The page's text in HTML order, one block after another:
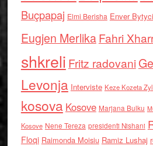
Buçpapaj Elmi Berisha Enver Bytyci
Eugjen MerlikaFahri
shkreli Fritz radovani
Levonja Interviste Keze Kozeta
kosova Kosove Marjana Bulku
Kosove Nene Tereza presidenti Nishani
Floqi Raimonda Moisiu Ramiz Lushaj